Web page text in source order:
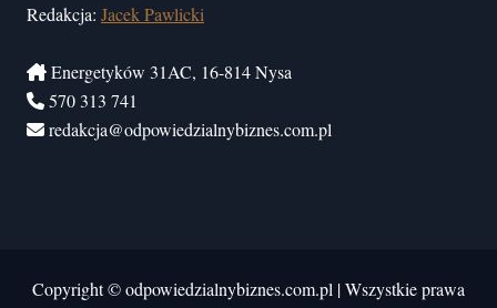
Redakcja: Jacek Pawlicki
Energetyków 31AC, 16-814 Nysa
570 313 741
redakcja@odpowiedzialnybiznes.com.pl
Copyright © odpowiedzialnybiznes.com.pl |Wszystkie prawa